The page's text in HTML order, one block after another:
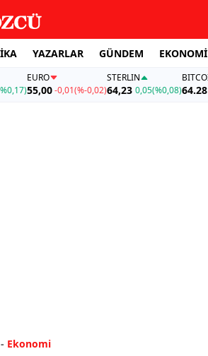
YAZARLAR GÜNDEM EKONOMİ
EURO
55,00 -0,01(%-0,02)
STERLIN
64,23 0,05(%0,08)
Ekonomi